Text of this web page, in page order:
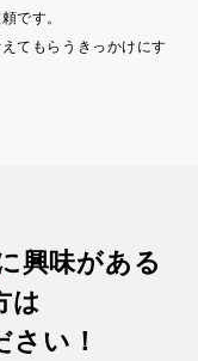
です。
てもらうきっかけにす
興味がある
は
い！